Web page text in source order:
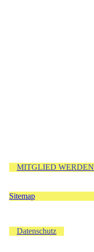
MITGLIED WERDEN
Sitemap
Datenschutz